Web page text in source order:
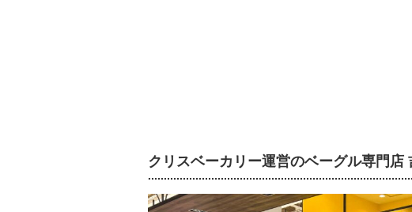
クリスベーカリー運営のベーグル専門店